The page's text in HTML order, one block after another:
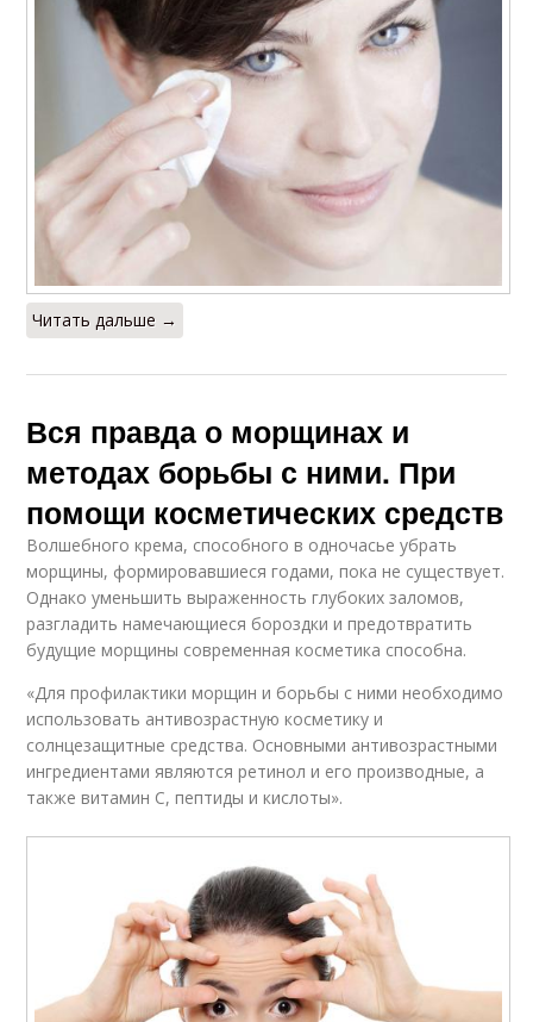
Читать дальше →
Вся правда о морщинах и
методах борьбы с ними. При
помощи косметических средств
Волшебного крема, способного в одночасье убрать
морщины, формировавшиеся годами, пока не существует.
Однако уменьшить выраженность глубоких заломов,
разгладить намечающиеся бороздки и предотвратить
будущие морщины современная косметика способна.
«Для профилактики морщин и борьбы с ними необходимо
использовать антивозрастную косметику и
солнцезащитные средства. Основными антивозрастными
ингредиентами являются ретинол и его производные, а
также витамин С, пептиды и кислоты».